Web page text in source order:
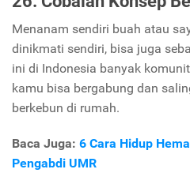
Menanam sendiri buah atau
dinikmati sendiri, bisa juga
ini di Indonesia banyak
kamu bisa bergabung dan
berkebun di rumah.
Baca Juga: 6 Cara Hidup
Pengabdi UMR